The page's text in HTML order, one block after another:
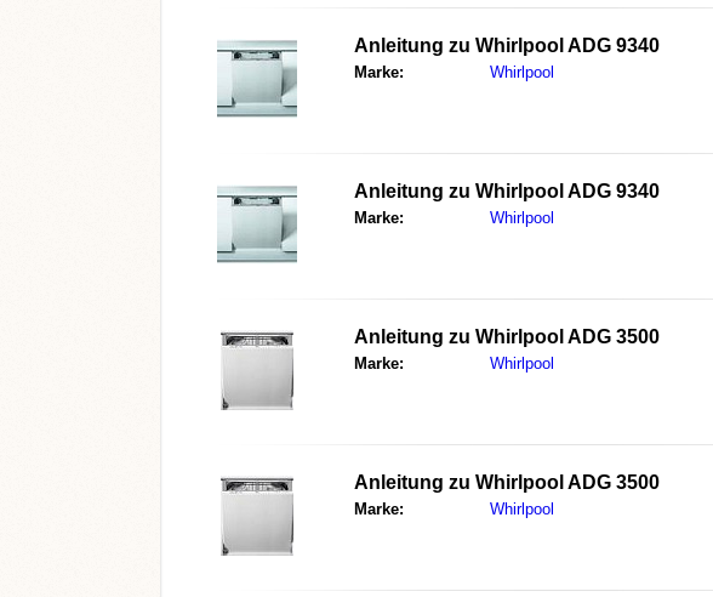
Anleitung zu Whirlpool ADG 9340
Marke: Whirlpool
Anleitung zu Whirlpool ADG 9340
Marke: Whirlpool
Anleitung zu Whirlpool ADG 3500
Marke: Whirlpool
Anleitung zu Whirlpool ADG 3500
Marke: Whirlpool